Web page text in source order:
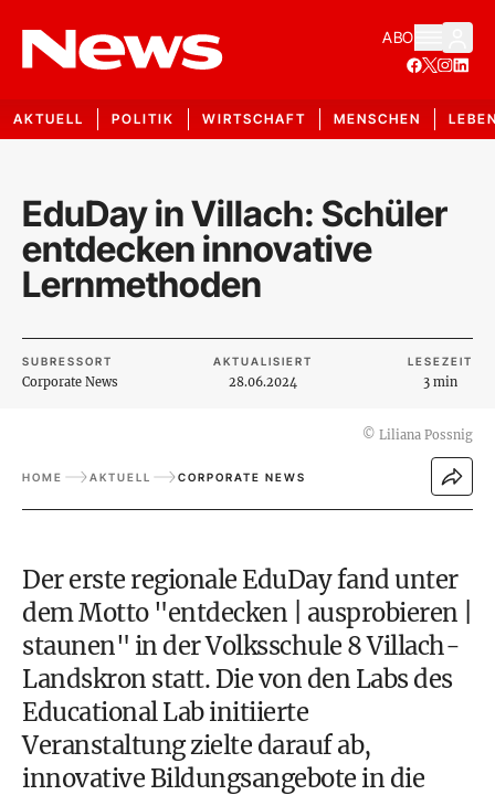
ABO
AKTUELL POLITIK WIRTSCHAFT MENSCHEN
EduDay in Villach: Schüler
entdecken innovative
Lernmethoden
SUBRESSORT
Corporate News
AKTUALISIERT
28.06.2024
LESEZEIT
3 min
© Liliana Possnig
HOME AKTUELL CORPORATE NEWS
Der erste regionale EduDay fand unter
dem Motto "entdecken | ausprobieren |
staunen" in der Volksschule 8 Villach-
Landskron statt. Die von den Labs des
Educational Lab initiierte
Veranstaltung zielte darauf ab,
innovative Bildungsangebote in die